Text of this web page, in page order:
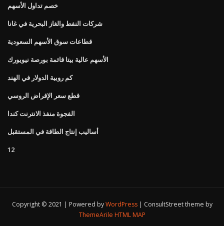
خصم تداول الأسهم
شركات النفط والغاز البحرية في غانا
قطاعات سوق الأسهم السعودية
الأسهم عالية بيتا قائمة بورصة نيويورك
كم روبية الدولار في الهند
قطع سعر الإقراض الروسي
الفجوة منفذ الانترنت كندا
أساليب إنتاج الطاقة في المستقبل
12
Copyright © 2021 | Powered byWordPress
ConsultStreet theme by
ThemeArile HTML MAP